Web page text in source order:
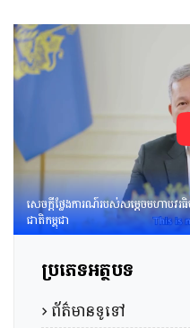
សេចក្តីថ្លែងការណ៍របស់សម្តេចមហាបវ
ជាតិកម្ពុជា
ប្រភេទអត្ថបទ
ព័ត៌មានទូទៅ